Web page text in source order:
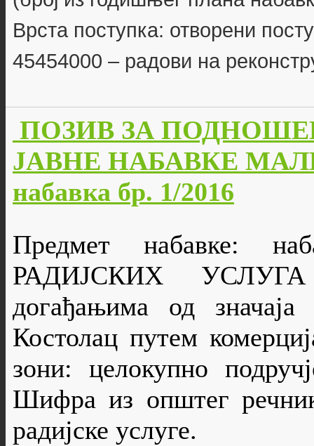
Врста поступка: отворени
45454000 – радови на
ПОЗИВ ЗА
ЈАВНЕ НАБАВКЕ
набавка бр. 1/2016
Предмет набавке:
РАДИЈСКИХ УСЛУГА
догађањима од
Костолац путем
зони: целокупно
Шифра из општег
радијске услуге.